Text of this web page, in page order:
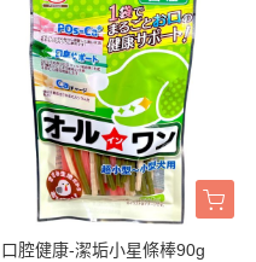
口腔健康-潔垢小星條棒90g